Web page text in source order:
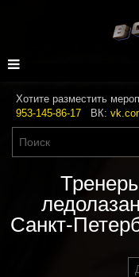
Хотите разместить
953-145-86-17 ВК:
Санкт-